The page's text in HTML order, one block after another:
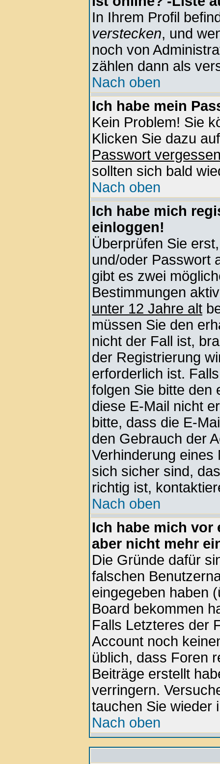
In Ihrem Profil
verstecken, und
noch von
zählen dann als
Nach oben
Ich habe mein
Kein Problem! Sie
Klicken Sie dazu
Passwort
sollten sich bald
Nach oben
Ich habe mich
einloggen!
Überprüfen Sie
und/oder Passwort
gibt es zwei
Bestimmungen
unter 12 Jahre alt
müssen Sie den
nicht der Fall ist,
der Registrierung
erforderlich ist.
folgen Sie bitte den
diese E-Mail nicht
bitte, dass die E-
den Gebrauch der
Verhinderung
sich sicher sind,
richtig ist,
Nach oben
Ich habe mich
aber nicht mehr
Die Gründe dafür
falschen
eingegeben haben
Board bekommen
Falls Letzteres der
Account noch
üblich, dass Foren
Beiträge erstellt
verringern.
tauchen Sie wieder
Nach oben